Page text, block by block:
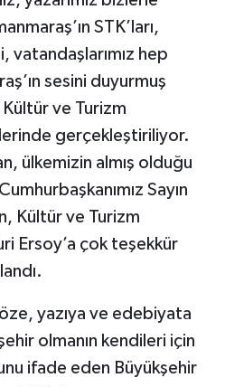
STK’ları,
vatandaşlarımız hep
sesini duyurmuş
ve Turizm
gerçekleştiriliyor.
ülkemizin almış olduğu
Sayın
Kültür ve Turizm
Ersoy’a çok teşekkür
yazıya ve edebiyata
olmanın kendileri için
ifade eden Büyükşehir